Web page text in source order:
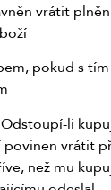
vrátit
pokud s
li
vrátit
než mu